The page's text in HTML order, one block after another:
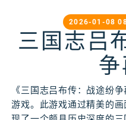
2026-01-08
三国志吕
《三国志吕布传：战途纷
游戏。此游戏通过精美的